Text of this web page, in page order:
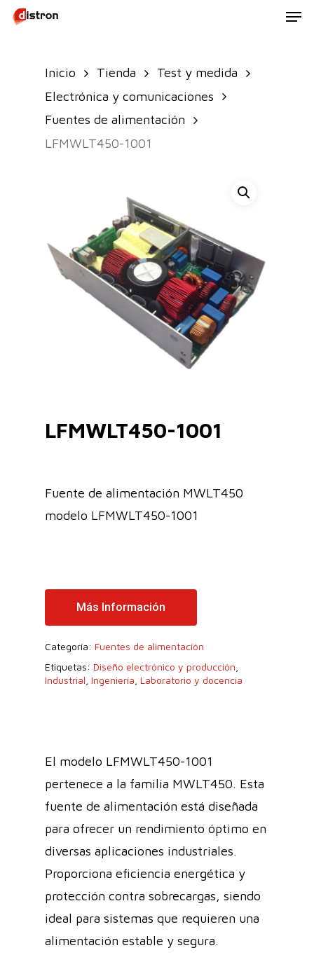
Skip
Inicio Tienda
Test y medida
Electrónica y comunicaciones
Fuentes de alimentación
LFMWLT450-1001
LFMWLT450-1001
Fuente de alimentación MWLT450
modelo LFMWLT450-1001
Más Información
Categoría: Fuentes de alimentación
Etiquetas: Diseño electrónico y producción
Industrial Ingeniería Laboratorio y docencia
El modelo LFMWLT450-1001
pertenece a la familia MWLT450. Esta
fuente de alimentación está diseñada
para ofrecer un rendimiento óptimo en
diversas aplicaciones industriales.
Proporciona eficiencia energética y
protección contra sobrecargas, siendo
ideal para sistemas que requieren una
alimentación estable y segura.